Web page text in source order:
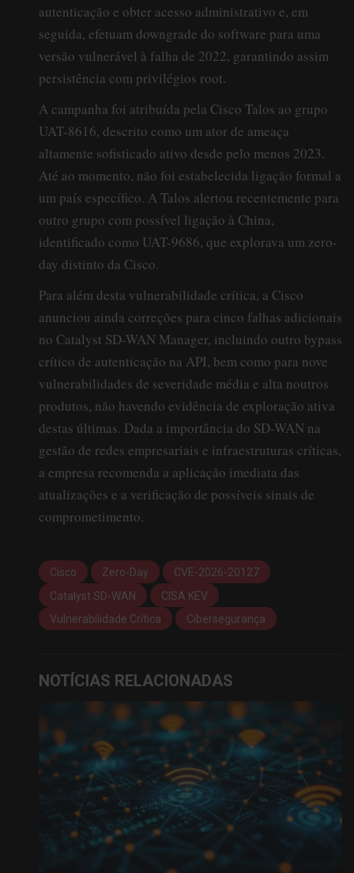
autenticação e obter acesso administrativo e, em
seguida, efetuam downgrade do software para uma
versão vulnerável à falha de 2022, garantindo assim
persistência com privilégios root.
A campanha foi atribuída pela Cisco Talos ao grupo
UAT-8616, descrito como um ator de ameaça
altamente sofisticado ativo desde pelo menos 2023.
Até ao momento, não foi estabelecida ligação formal a
um país específico. A Talos alertou recentemente para
outro grupo com possível ligação à China,
identificado como UAT-9686, que explorava um zero-
day distinto da Cisco.
Para além desta vulnerabilidade crítica, a Cisco
anunciou ainda correções para cinco falhas adicionais
no Catalyst SD-WAN Manager, incluindo outro bypass
crítico de autenticação na API, bem como para nove
vulnerabilidades de severidade média e alta noutros
produtos, não havendo evidência de exploração ativa
destas últimas. Dada a importância do SD-WAN na
gestão de redes empresariais e infraestruturas críticas,
a empresa recomenda a aplicação imediata das
atualizações e a verificação de possíveis sinais de
comprometimento.
Cisco Zero-Day
CVE-2026-20127
Catalyst SD-WAN
CISA KEV
Vulnerabilidade Crítica
Cibersegurança
NOTÍCIAS RELACIONADAS